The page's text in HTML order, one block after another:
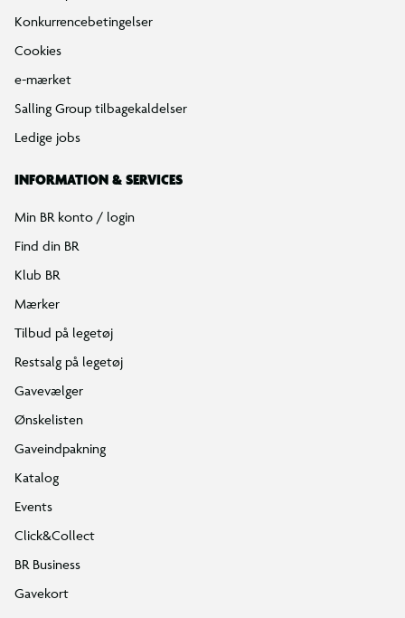
Konkurrencebetingelser
Cookies
e-mærket
Salling Group tilbagekaldelser
Ledige jobs
INFORMATION & SERVICES
Min BR konto / login
Find din BR
Klub BR
Mærker
Tilbud på legetøj
Restsalg på legetøj
Gavevælger
Ønskelisten
Gaveindpakning
Katalog
Events
Click&Collect
BR Business
Gavekort